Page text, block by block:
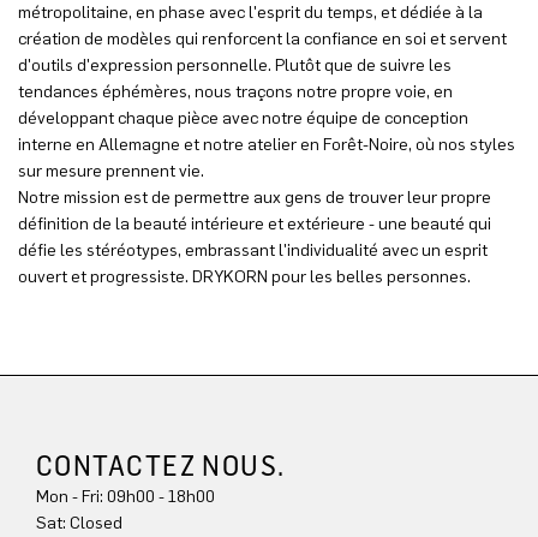
métropolitaine, en phase avec l'esprit du temps, et dédiée à la
création de modèles qui renforcent la confiance en soi et servent
d'outils d'expression personnelle. Plutôt que de suivre les
tendances éphémères, nous traçons notre propre voie, en
développant chaque pièce avec notre équipe de conception
interne en Allemagne et notre atelier en Forêt-Noire, où nos styles
sur mesure prennent vie.
Notre mission est de permettre aux gens de trouver leur propre
définition de la beauté intérieure et extérieure - une beauté qui
défie les stéréotypes, embrassant l'individualité avec un esprit
ouvert et progressiste. DRYKORN pour les belles personnes.
CONTACTEZ NOUS.
Mon - Fri: 09h00 - 18h00